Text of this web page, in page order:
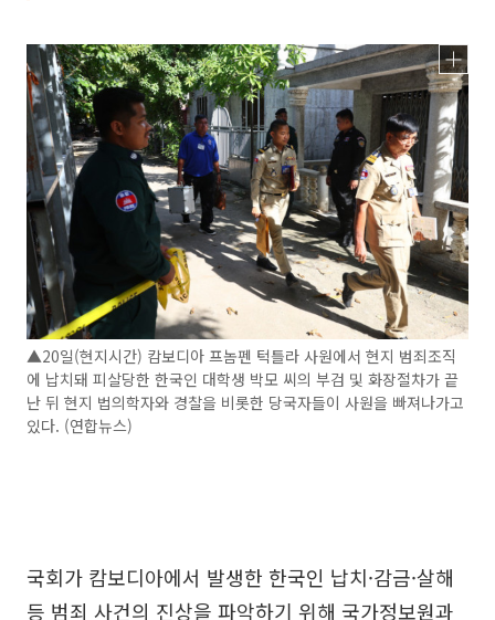
▲20일(현지시간) 캄보디아 프놈펜 턱틀라 사원에서 현지 범죄조직
에 납치돼 피살당한 한국인 대학생 박모 씨의 부검 및 화장절차가 끝
난 뒤 현지 법의학자와 경찰을 비롯한 당국자들이 사원을 빠져나가고
있다. (연합뉴스)
국회가 캄보디아에서 발생한 한국인 납치·감금·살해
등 범죄 사건의 진상을 파악하기 위해 국가정보원과